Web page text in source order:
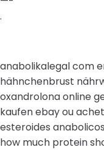
.
anabolikalegal com
hähnchenbrust
oxandrolona online
kaufen ebay ou
esteroides
how much protein